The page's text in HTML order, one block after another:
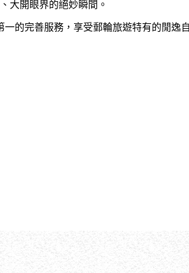
大開眼界的絕妙瞬間。
的完善服務，享受郵輪旅遊特有的閒逸